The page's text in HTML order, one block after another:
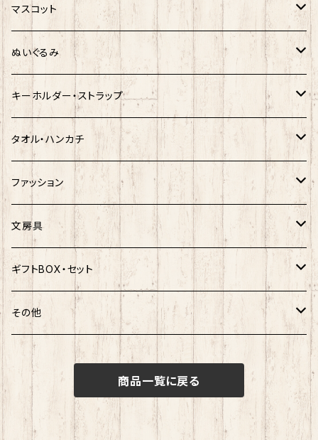
キティ
シナモロール
クロミ
ハンギョドン
ぐでたま
ポチャッコ
ばつ丸
マイメロディ
けろっぴ
タキシードサム
ネコムネandシバ
モケケ
ゆきお
ホヤぼーや
ご当地ベア
スヌーピー
赤べこ・ガラガラべこ
マッチョシリーズ
もちシリーズ
旅するマメしば
サンリオ×おえかきさん
新幹線×ご当地ベア
サンリオ×ネコムネandシバ
楽天ゴールデンイーグルス×ネコムネandシバ
楽天ゴールデンイーグルス×おえかきさん
楽天ゴールデンイーグルス×ご当地ベア
ネコムネandシバ×鳥獣戯画
楽天ゴールデンイーグルス×もちシリーズ
サンリオ×ご当地ベア
マスコット
ゆきお
モケケ
ご当地ベア
秋田犬
しばっころ
わさお
むすび丸
ホヤぼーや
キティ
ぬいぐるみ
ホヤぼーや
その他
ご当地ベア
秋田犬
しばっころ
わさお
むすび丸
ネコムネandシバ
キーホルダー・ストラップ
ポプテピピック
ホヤぼーや
スヌーピー
秋田犬
わさお
むすび丸
ネコムネ
タオル・ハンカチ
ホヤぼーや
秋田犬
キティ
むすび丸
ミニオン
わさお
ファッション
Tシャツ
ネクタイ
靴下
ルームシューズ
パーカー・トレーナー
文房具
ボールペン
マグネット
クリアファイル
ステッカー
ギフトBOX・セット
福袋
その他
トートバック
その他雑貨
商品一覧に戻る